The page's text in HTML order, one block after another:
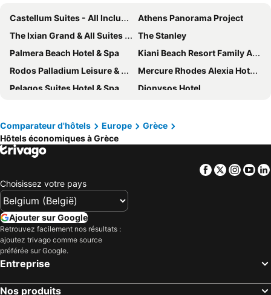
Castellum Suites - All Inclusive
Athens Panorama Project
The Ixian Grand & All Suites - Adults Only Hotel
The Stanley
Palmera Beach Hotel & Spa
Kiani Beach Resort Family All-Inclusive
Rodos Palladium Leisure & Wellness
Mercure Rhodes Alexia Hotel & Spa
Pelagos Suites Hotel & Spa
Dionysos Hotel
Canvas by Mitsis Petit Palais
Kresten Palace Hotel
Agkyra Hotel
FarOut BeachClub - Rooms & Camping
Paros Agnanti Resort
Athens Way Pop Art Hotel
Olympic Palace Hotel
Holiday Inn Athens Attica Av. Airport West by IHG
Enorme Santanna Island
Elysium Resort & Spa
Mitsis La Vita
D'Andrea Mare Beach Hotel
Comparateur d'hôtels Europe
Grèce
Hôtels économiques à Grèce
Facebook
Twitter
Choisissez votre pays
Ajouter sur Google
Retrouvez facilement nos résultats :
ajoutez trivago comme source
préférée sur Google.
Entreprise
Nos produits